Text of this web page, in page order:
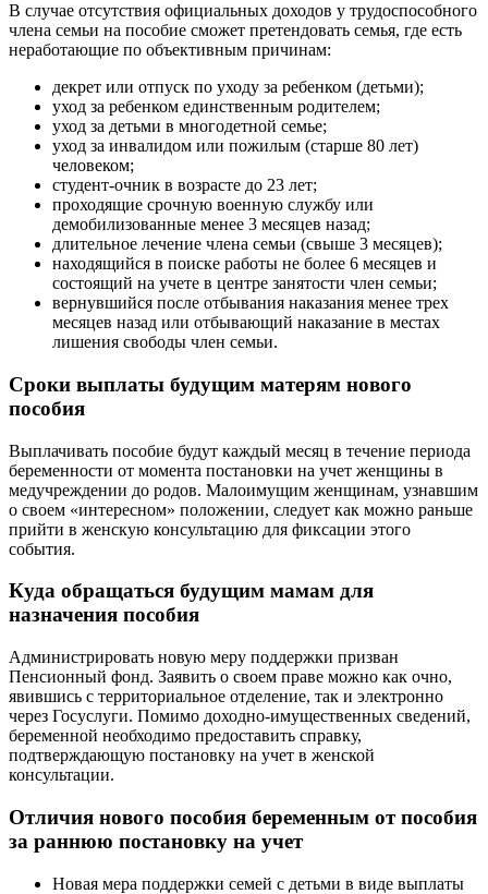
В случае отсутствия официальных доходов у трудоспособного
члена семьи на пособие сможет претендовать семья, где есть
неработающие по объективным причинам:
декрет или отпуск по уходу за ребенком (детьми);
уход за ребенком единственным родителем;
уход за детьми в многодетной семье;
уход за инвалидом или пожилым (старше 80 лет)
человеком;
студент-очник в возрасте до 23 лет;
проходящие срочную военную службу или
демобилизованные менее 3 месяцев назад;
длительное лечение члена семьи (свыше 3 месяцев);
находящийся в поиске работы не более 6 месяцев и
состоящий на учете в центре занятости член семьи;
вернувшийся после отбывания наказания менее трех
месяцев назад или отбывающий наказание в местах
лишения свободы член семьи.
Сроки выплаты будущим матерям нового
пособия
Выплачивать пособие будут каждый месяц в течение периода
беременности от момента постановки на учет женщины в
медучреждении до родов. Малоимущим женщинам, узнавшим
о своем «интересном» положении, следует как можно раньше
прийти в женскую консультацию для фиксации этого
события.
Куда обращаться будущим мамам для
назначения пособия
Администрировать новую меру поддержки призван
Пенсионный фонд. Заявить о своем праве можно как очно,
явившись с территориальное отделение, так и электронно
через Госуслуги. Помимо доходно-имущественных сведений,
беременной необходимо предоставить справку,
подтверждающую постановку на учет в женской
консультации.
Отличия нового пособия беременным от пособия
за раннюю постановку на учет
Новая мера поддержки семей с детьми в виде выплаты